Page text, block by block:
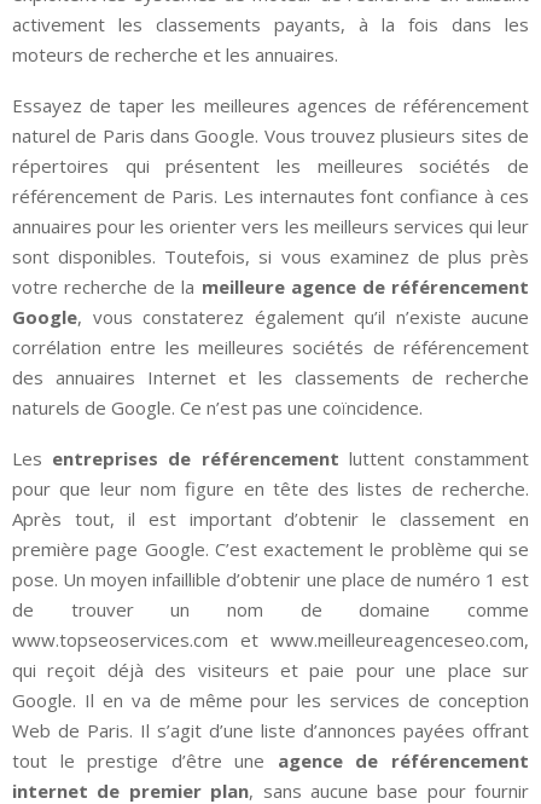
activement les classements payants, à la fois dans les
moteurs de recherche et les annuaires.
Essayez de taper les meilleures agences de référencement
naturel de Paris dans Google. Vous trouvez plusieurs sites de
répertoires qui présentent les meilleures sociétés de
référencement de Paris. Les internautes font confiance à ces
annuaires pour les orienter vers les meilleurs services qui leur
sont disponibles. Toutefois, si vous examinez de plus près
votre recherche de la meilleure agence de référencement
Google, vous constaterez également qu’il n’existe aucune
corrélation entre les meilleures sociétés de référencement
des annuaires Internet et les classements de recherche
naturels de Google. Ce n’est pas une coïncidence.
Les entreprises de référencement luttent constamment
pour que leur nom figure en tête des listes de recherche.
Après tout, il est important d’obtenir le classement en
première page Google. C’est exactement le problème qui se
pose. Un moyen infaillible d’obtenir une place de numéro 1 est
de trouver un nom de domaine comme
www.topseoservices.com et www.meilleureagenceseo.com,
qui reçoit déjà des visiteurs et paie pour une place sur
Google. Il en va de même pour les services de conception
Web de Paris. Il s’agit d’une liste d’annonces payées offrant
tout le prestige d’être une agence de référencement
internet de premier plan, sans aucune base pour fournir